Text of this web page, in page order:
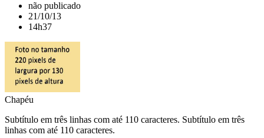
não publicado
21/10/13
14h37
Chapéu
Subtítulo em três linhas com até 110 caracteres. Subtítulo em três
linhas com até 110 caracteres.